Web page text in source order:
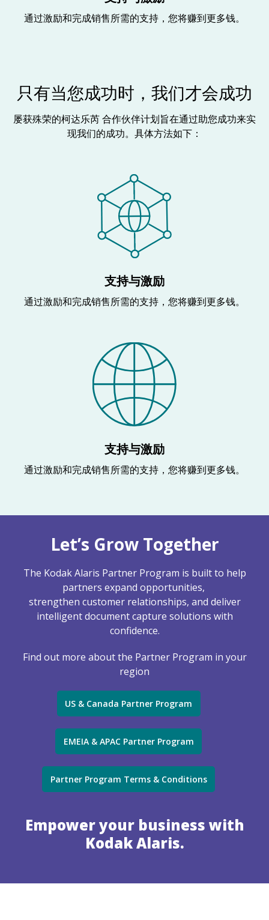
通过激励和完成销售所需的支持，您将赚到更多钱。
只有当您成功时，我们才会成功
屡获殊荣的柯达乐芮 合作伙伴计划旨在通过助您成功来实
现我们的成功。具体方法如下：
支持与激励
通过激励和完成销售所需的支持，您将赚到更多钱。
支持与激励
通过激励和完成销售所需的支持，您将赚到更多钱。
Let’s Grow Together
The Kodak Alaris Partner Program is built to help
partners expand opportunities,
strengthen customer relationships, and deliver
intelligent document capture solutions with
confidence.
Find out more about the Partner Program in your
region
US & Canada Partner Program
EMEIA & APAC Partner Program
Partner Program Terms & Conditions
Empower your business with
Kodak Alaris.